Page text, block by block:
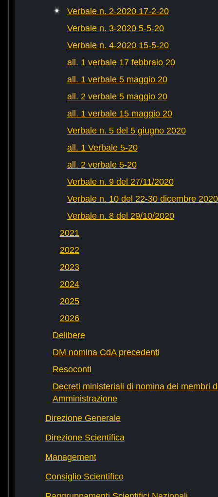
Verbale n. 2-2020 17-2-20
Verbale n. 3-2020 5-5-20
Verbale n. 4-2020 15-5-20
all. 1 verbale 17 febbraio 20
all. 1 verbale 5 maggio 20
all. 2 verbale 5 maggio 20
all. 1 verbale 15 maggio 20
Verbale n. 5 del 5 giugno 2020
all. 1 Verbale 5-20
all. 2 verbale 5-20
Verbale n. 9 del 27/11/2020
Verbale n. 10 del 22-30 dicembre 2020
Verbale n. 8 del 29/10/2020
2021
2022
2023
2024
2025
2026
Delibere
DM nomina CdA precedenti
Resoconti
Decreti ministeriali di nomina dei membri
Amministrazione
Direzione Generale
Direzione Scientifica
Management
Consiglio Scientifico